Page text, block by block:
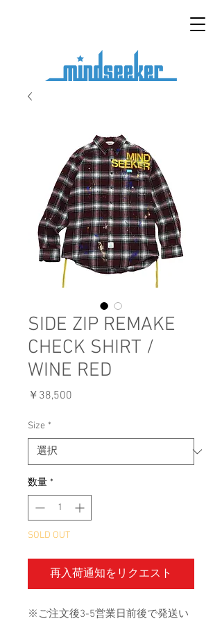
SIDE ZIP REMAKE
CHECK SHIRT /
WINE RED
￥38,500
Size *
数量 *
SOLD OUT
再入荷通知をリクエスト
※ご注文後3-5営業日前後で発送い